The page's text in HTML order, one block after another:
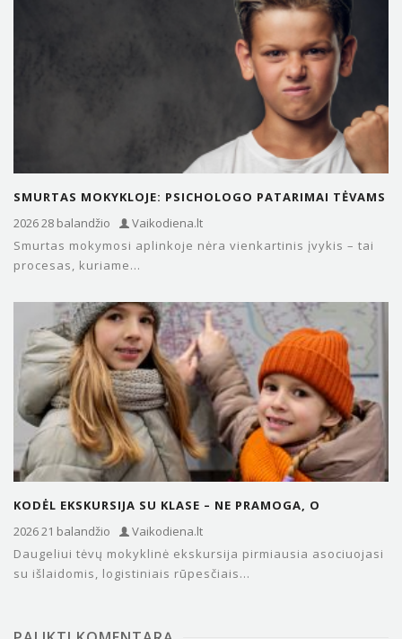
SMURTAS MOKYKLOJE: PSICHOLOGO PATARIMAI TĖVAMS
IR PEDAGOGAMS
2026 28 balandžio
Vaikodiena.lt
Smurtas mokymosi aplinkoje nėra vienkartinis įvykis – tai
procesas, kuriame...
KODĖL EKSKURSIJA SU KLASE – NE PRAMOGA, O
BŪTINYBĖ? PATARIMAI…
2026 21 balandžio
Vaikodiena.lt
Daugeliui tėvų mokyklinė ekskursija pirmiausia asociuojasi
su išlaidomis, logistiniais rūpesčiais...